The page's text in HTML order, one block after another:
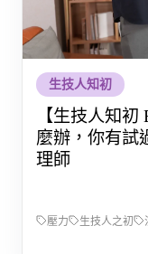
生技人知初
【生技人知
麼辦，你有試
理師
壓力 生技人之初